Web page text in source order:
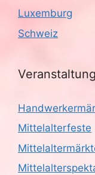
Luxemburg
Schweiz
Mittelalterfeste